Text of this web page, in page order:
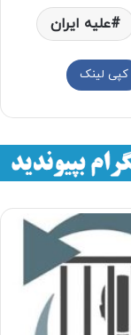
عليه ايران
کپی لینک